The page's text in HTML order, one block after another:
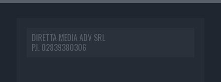
DIRETTA MEDIA ADV SRL
P.I. 02839380306